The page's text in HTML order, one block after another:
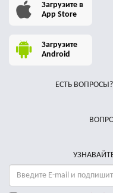
Загрузите в
App Store
Загрузите
Android
ЕСТЬ